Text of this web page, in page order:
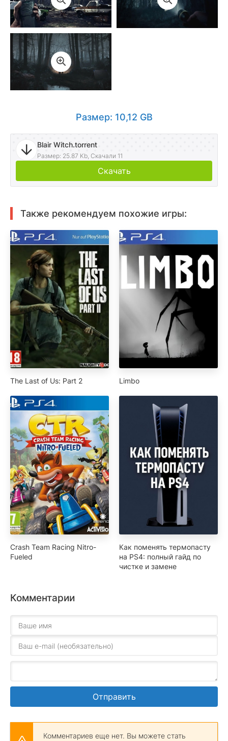
Размер: 10,12 GB
Blair Witch.torrent
Размер: 25.87 Kb, Скачали 11
Скачать
Также рекомендуем похожие игры:
The Last of Us: Part 2 Limbo
Crash Team Racing Nitro-
Fueled
Как поменять термопасту
на PS4: полный гайд по
чистке и замене
Комментарии
Отправить
Комментариев еще нет. Вы можете стать